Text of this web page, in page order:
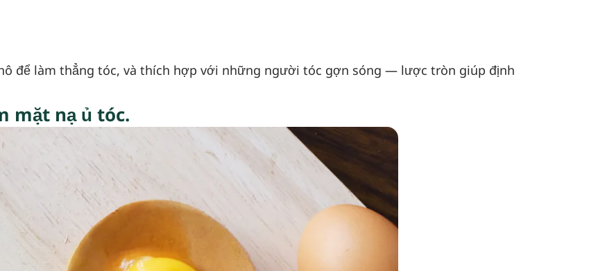
để làm thẳng tóc, và thích hợp với những người tóc gợn sóng — lược tròn giúp định
mặt nạ ủ tóc.